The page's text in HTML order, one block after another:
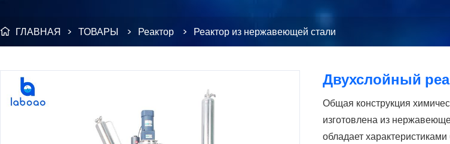
 ГЛАВНАЯ > ТОВАРЫ > Реактор > Реактор из нержавеющей стали
Двухслойный
Общая конструкция
изготовлена из
обладает